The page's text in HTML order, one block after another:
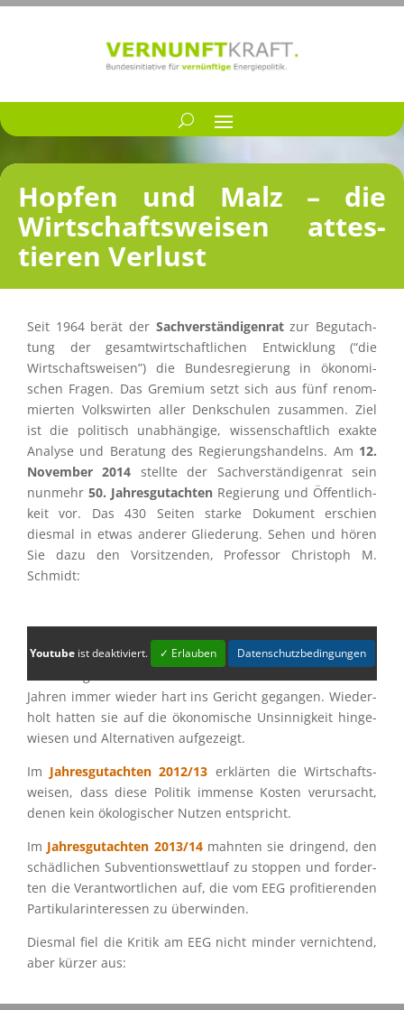
Hopfen und Malz – die
Wirtschafts­wei­sen attes­
tie­ren Verlust
Seit 1964 berät der Sachver­stän­di­gen­ratzur Begut­ach­
tung der gesamt­wirt­schaft­li­chen Entwick­lung (“die
Wirtschafts­wei­sen”) die Bundes­re­gie­rung in ökono­mi­
schen Fragen. Das Gremium setzt sich aus fünf renom­
mier­ten Volks­wir­ten aller Denkschu­len zusam­men. Ziel
ist die politisch unabhän­gige, wissen­schaft­lich exakte
Analyse und Beratung des Regie­rungs­han­delns. Am 12.
Novem­ber 2014 stellte der Sachver­stän­di­gen­rat sein
nunmehr 50. Jahres­gut­ach­ten Regie­rung und Öffent­lich­
keit vor. Das 430 Seiten starke Dokument erschien
diesmal in etwas anderer Gliede­rung. Sehen und hören
Sie dazu den Vorsit­zen­den, Profes­sor Chris­toph M.
Schmidt:
Youtubeist deaktiviert. ✓ Erlauben Datenschutzbedingungen
Mit der Energie­wende-Politik und insbe­son­dere der EEG-
Jahren immer wieder hart ins Gericht gegan­gen. Wieder­
holt hatten sie auf die ökono­mi­sche Unsin­nig­keit hinge­
wie­sen und Alter­na­ti­ven aufgezeigt.
Im Jahres­gut­ach­ten 2012/13 erklär­ten die Wirtschafts­
wei­sen, dass diese Politik immense Kosten verur­sacht,
denen kein ökolo­gi­scher Nutzen entspricht.
Im Jahres­gut­ach­ten 2013/14mahnten sie dringend, den
schäd­li­chen Subven­ti­ons­wett­lauf zu stoppen und forder­
ten die Verant­wort­li­chen auf, die vom EEG profi­tie­ren­den
Parti­ku­lar­in­ter­es­sen zu überwinden.
Diesmal fiel die Kritik am EEG nicht minder vernich­tend,
aber kürzer aus: